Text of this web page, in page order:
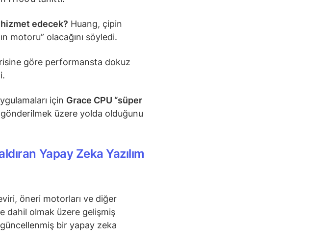
edecek? Huang, çipin
motoru” olacağını söyledi.
göre performansta dokuz
için Grace CPU “süper
gönderilmek üzere yolda olduğunu
Yapay Zeka Yazılım
öneri motorları ve diğer
dahil olmak üzere gelişmiş
bir yapay zeka